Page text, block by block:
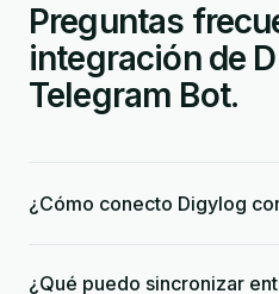
Preguntas
integración de
Telegram Bot.
¿Cómo conecto Digylog
¿Qué puedo sincronizar